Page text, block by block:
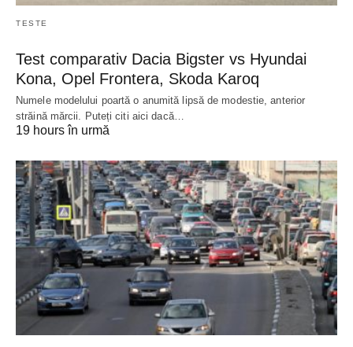
TESTE
Test comparativ Dacia Bigster vs Hyundai
Kona, Opel Frontera, Skoda Karoq
Numele modelului poartă o anumită lipsă de modestie, anterior
străină mărcii. Puteți citi aici dacă…
19 hours în urmă